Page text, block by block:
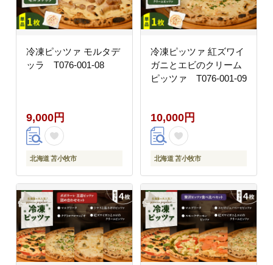
冷凍ピッツァ モルタデ
ッラ T076-001-08
9,000円
北海道 苫小牧市
冷凍ピッツァ 紅ズワイ
ガニとエビのクリーム
ピッツァ T076-001-09
10,000円
北海道 苫小牧市